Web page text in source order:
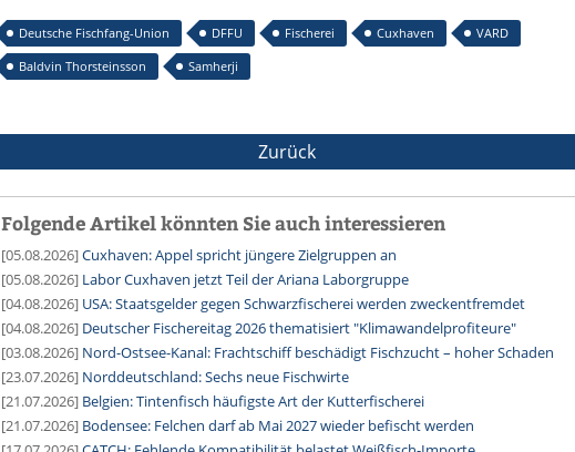
Deutsche Fischfang-Union DFFU Fischerei Cuxhaven
VARD
Baldvin Thorsteinsson
Samherji
Zurück
Folgende Artikel könnten Sie auch interessieren
[05.08.2026]Cuxhaven: Appel spricht jüngere Zielgruppen an
[05.08.2026] Labor Cuxhaven jetzt Teil der Ariana Laborgruppe
[04.08.2026] USA: Staatsgelder gegen Schwarzfischerei werden zweckentfremdet
[04.08.2026] Deutscher Fischereitag 2026 thematisiert "Klimawandelprofiteure"
[03.08.2026] Nord-Ostsee-Kanal: Frachtschiff beschädigt Fischzucht – hoher Schaden
[23.07.2026] Norddeutschland: Sechs neue Fischwirte
[21.07.2026] Belgien: Tintenfisch häufigste Art der Kutterfischerei
[21.07.2026] Bodensee: Felchen darf ab Mai 2027 wieder befischt werden